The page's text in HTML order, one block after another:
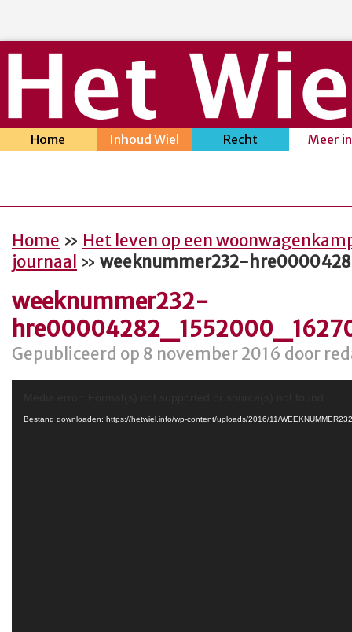
Home Inhoud Wiel Recht Meer
Home » Het leven op een
journaal » weeknummer232-
weeknummer232-
Gepubliceerd op 8 november 2016 door
Bestand downloaden: https://hetwiel.info/wp-content/uploads/2016/11/